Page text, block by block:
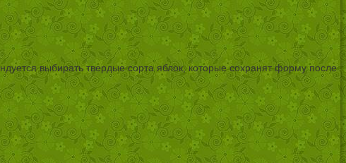
выбирать твердые сорта яблок, которые сохранят форму после